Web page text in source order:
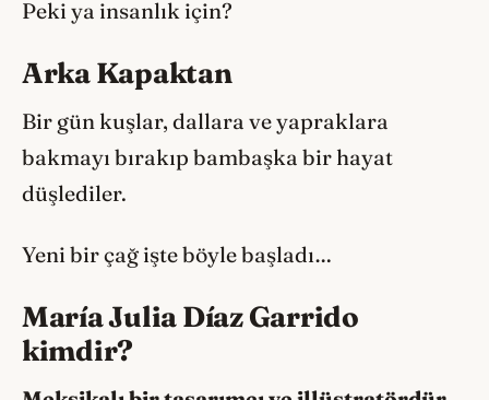
Peki ya insanlık için?
Arka Kapaktan
Bir gün kuşlar, dallara ve yapraklara
bakmayı bırakıp bambaşka bir hayat
düşlediler.
Yeni bir çağ işte böyle başladı…
María Julia Díaz Garrido
kimdir?